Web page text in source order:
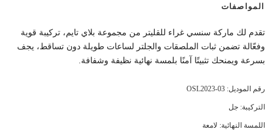
المواصفات
تقدم لك ماركة سنسي غراء للقليتر من مجموعة بلاي تايم، تركيبة قوية
وفعّالة تضمن ثبات الملصقات والجلتر لساعات طويلة دون تساقط، يجف
بسرعة ويمنحك تثبيتًا آمنًا بلمسة نهائية نظيفة وشفافة.
رقم الموديل: OSL2023-03
التركيبة: جل
اللمسة النهائية: لامعة